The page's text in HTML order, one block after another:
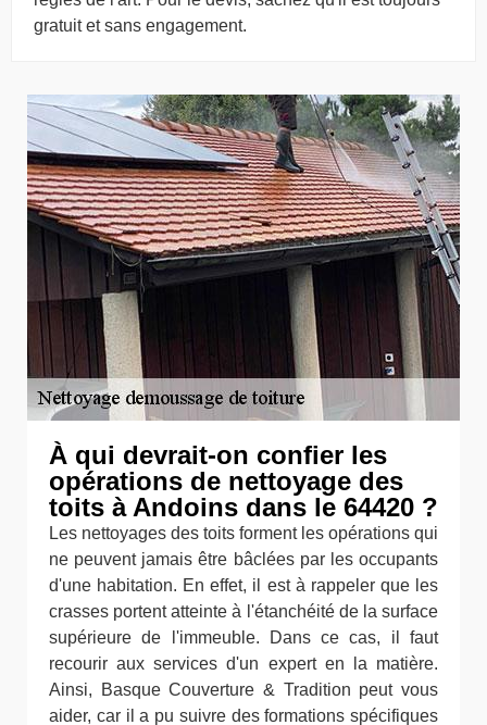
gratuit et sans engagement.
À qui devrait-on confier les
opérations de nettoyage des
toits à Andoins dans le 64420 ?
Les nettoyages des toits forment les opérations qui
ne peuvent jamais être bâclées par les occupants
d'une habitation. En effet, il est à rappeler que les
crasses portent atteinte à l'étanchéité de la surface
supérieure de l'immeuble. Dans ce cas, il faut
recourir aux services d'un expert en la matière.
Ainsi, Basque Couverture & Tradition peut vous
aider, car il a pu suivre des formations spécifiques